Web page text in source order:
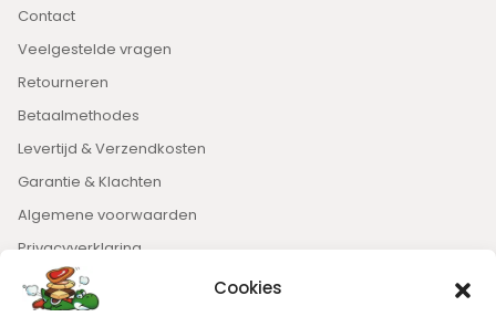
Cookies
Contact
Veelgestelde vragen
Retourneren
Betaalmethodes
Levertijd & Verzendkosten
Garantie & Klachten
Algemene voorwaarden
Privacyverklaring
Nieuwsbrief